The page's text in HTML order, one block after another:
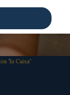
"la Caixa"